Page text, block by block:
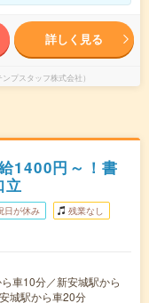
詳しく見る
プスタッフ株式会社）
1400円～！書
立
日が休み 残業なし
車10分／新安城駅から
城駅から車20分